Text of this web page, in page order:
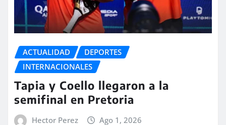
ACTUALIDAD
DEPORTES
INTERNACIONALES
Tapia y Coello llegaron a la
semifinal en Pretoria
Hector Perez Ago 1, 2026